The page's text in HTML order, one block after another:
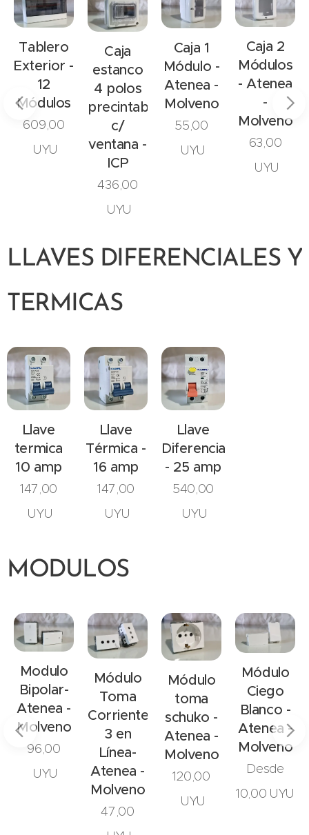
Tablero
Exterior -
12
Módulos
609,00
UYU
Caja
estanco
4 polos
precintable
c/
ventana -
ICP
436,00
UYU
Caja 1
Módulo -
Atenea -
Molveno
55,00
UYU
Caja 2
Módulos
- Atenea
-
Molveno
63,00
UYU
LLAVES DIFERENCIALES Y
TERMICAS
Llave
termica
10 amp
147,00
UYU
Llave
Térmica -
16 amp
147,00
UYU
Llave
Diferencial
- 25 amp
540,00
UYU
MODULOS
Modulo
Bipolar-
Atenea -
Molveno
96,00
UYU
Módulo
Toma
Corriente
3 en
Línea-
Atenea -
Molveno
47,00
Módulo
toma
schuko -
Atenea -
Molveno
120,00
UYU
Módulo
Ciego
Blanco -
Atenea -
Molveno
Desde
10,00 UYU